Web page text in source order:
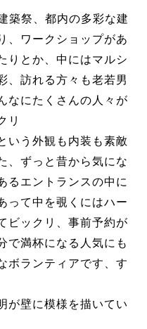
築祭、都内の多彩な建
、ワークショップがあ
りとか、中にはマルシ
、訪れる方々も老若男
なにたくさんの人々が
リ
いう外観も内装も素敵
、ずっと昔から気にな
るエントランスの中に
って中を覗くにはハー
ビックリ、事前予約が
で満杯になる人気にも
ボランティアです、す
が壁に模様を描いてい